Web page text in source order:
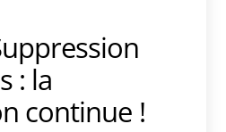
: la
continue !